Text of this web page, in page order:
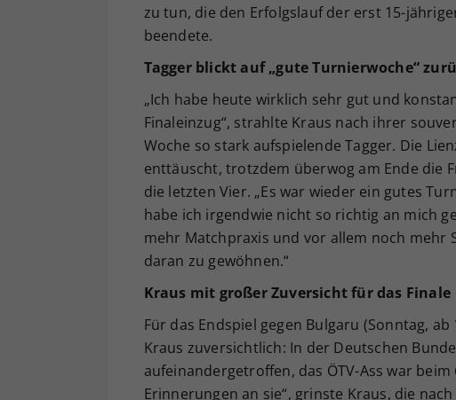
zu tun, die den Erfolgslauf der erst 15-
beendete.
Tagger blickt auf „gute Turnierwoche“
„Ich habe heute wirklich sehr gut und
Finaleinzug“, strahlte Kraus nach ihrer
Woche so stark aufspielende Tagger. Die
enttäuscht, trotzdem überwog am Ende die
die letzten Vier. „Es war wieder ein gutes
habe ich irgendwie nicht so richtig an mich
mehr Matchpraxis und vor allem noch mehr
daran zu gewöhnen.“
Kraus mit großer Zuversicht für das Finale
Für das Endspiel gegen Bulgaru (Sonntag, ab
Kraus zuversichtlich: In der Deutschen
aufeinandergetroffen, das ÖTV-Ass war
Erinnerungen an sie“, grinste Kraus, die